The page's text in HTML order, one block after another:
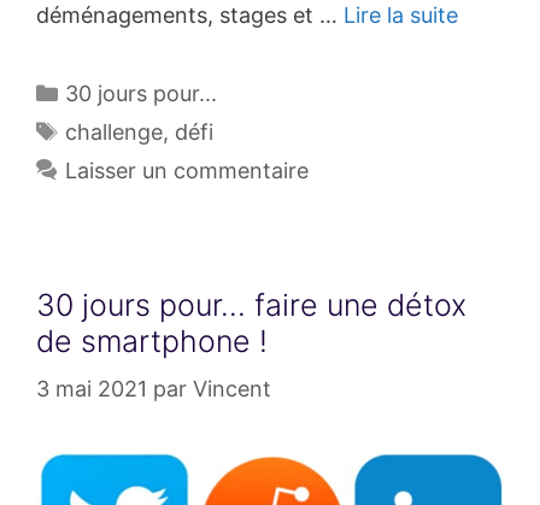
déménagements, stages et … Lire la suite
Catégories
30 jours pour...
Étiquettes
challenge, défi
Laisser un commentaire
30 jours pour… faire une détox
de smartphone !
3 mai 2021 par Vincent